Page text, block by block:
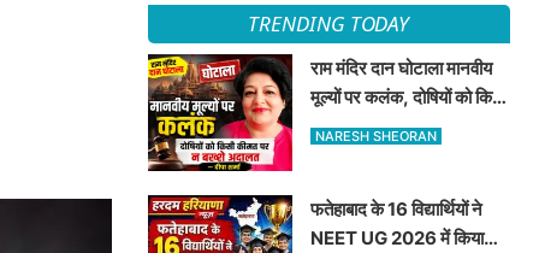
TRENDING TODAY
राम मंदिर दान घोटाला मानवीय
मूल्यों पर कलंक, दोषियों को किसी
कीमत पर न बख्शे अदालत —
NARESH SHEORAN
फतेहाबाद के 16 विद्यार्थियों ने
NEET UG 2026 में किया